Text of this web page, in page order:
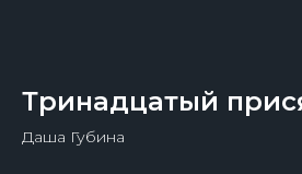
Тринадцатый
Даша Губина